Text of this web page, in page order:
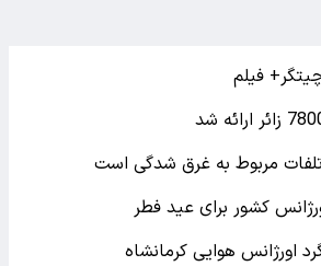
فیلم
کشور برای عید فطر
اورژانس هوایی کرمانشاه